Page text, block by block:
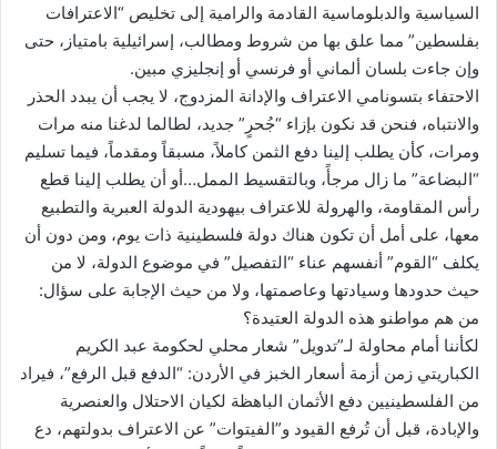
السياسية والدبلوماسية القادمة والرامية إلى تخليص “الاعترافات
بفلسطين” مما علق بها من شروط ومطالب، إسرائيلية بامتياز، حتى
وإن جاءت بلسان ألماني أو فرنسي أو إنجليزي مبين.
الاحتفاء بتسونامي الاعتراف والإدانة المزدوج، لا يجب أن يبدد الحذر
والانتباه، فنحن قد نكون بإزاء “جُحرٍ” جديد، لطالما لدغنا منه مرات
ومرات، كأن يطلب إلينا دفع الثمن كاملاً، مسبقاً ومقدماً، فيما تسليم
“البضاعة” ما زال مرجأً، وبالتقسيط الممل…أو أن يطلب إلينا قطع
رأس المقاومة، والهرولة للاعتراف بيهودية الدولة العبرية والتطبيع
معها، على أمل أن تكون هناك دولة فلسطينية ذات يوم، ومن دون أن
يكلف “القوم” أنفسهم عناء “التفصيل” في موضوع الدولة، لا من
حيث حدودها وسيادتها وعاصمتها، ولا من حيث الإجابة على سؤال:
من هم مواطنو هذه الدولة العتيدة؟
لكأننا أمام محاولة لـ”تدويل” شعار محلي لحكومة عبد الكريم
الكباريتي زمن أزمة أسعار الخبز في الأردن: “الدفع قبل الرفع”، فيراد
من الفلسطينيين دفع الأثمان الباهظة لكيان الاحتلال والعنصرية
والإبادة، قبل أن تُرفع القيود و”الفيتوات” عن الاعتراف بدولتهم، دع